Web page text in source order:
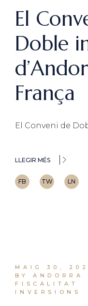
El
Doble
França
El Conveni de
LLEGIR MÉS
FB TW LN
MAIG 30,
BY ANDORRA
FISCALITAT
INVERSIONS